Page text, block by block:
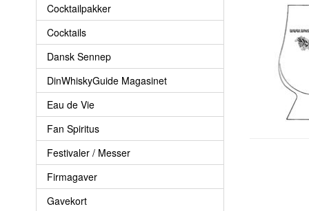
Cocktailpakker
Cocktails
Dansk Sennep
DinWhiskyGuide Magasinet
Eau de Vie
Fan Spiritus
Festivaler / Messer
Firmagaver
Gavekort